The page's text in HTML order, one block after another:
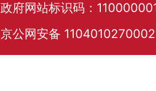
政府网站标识码：
京公网安备